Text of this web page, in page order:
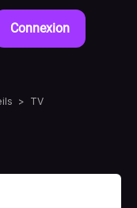
Connexion
TV